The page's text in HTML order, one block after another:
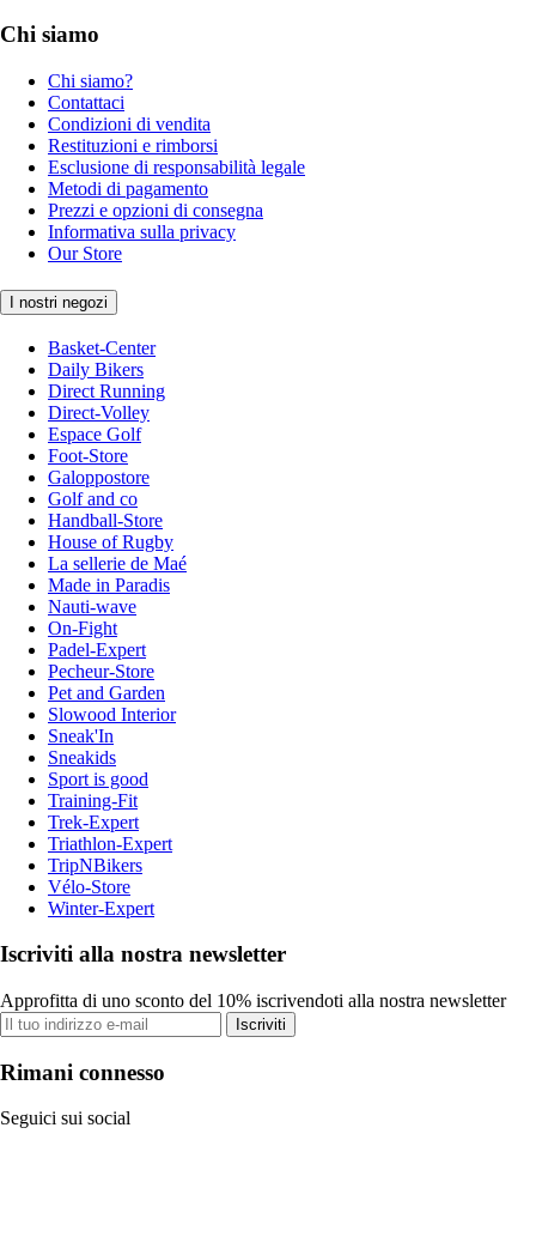
Chi siamo
Chi siamo?
Contattaci
Condizioni di vendita
Restituzioni e rimborsi
Esclusione di responsabilità legale
Metodi di pagamento
Prezzi e opzioni di consegna
Informativa sulla privacy
Our Store
I nostri negozi
Basket-Center
Daily Bikers
Direct Running
Direct-Volley
Espace Golf
Foot-Store
Galoppostore
Golf and co
Handball-Store
House of Rugby
La sellerie de Maé
Made in Paradis
Nauti-wave
On-Fight
Padel-Expert
Pecheur-Store
Pet and Garden
Slowood Interior
Sneak'In
Sneakids
Sport is good
Training-Fit
Trek-Expert
Triathlon-Expert
TripNBikers
Vélo-Store
Winter-Expert
Iscriviti alla nostra newsletter
Approfitta di uno sconto del 10% iscrivendoti alla nostra newsletter
Iscriviti
Rimani connesso
Seguici sui social